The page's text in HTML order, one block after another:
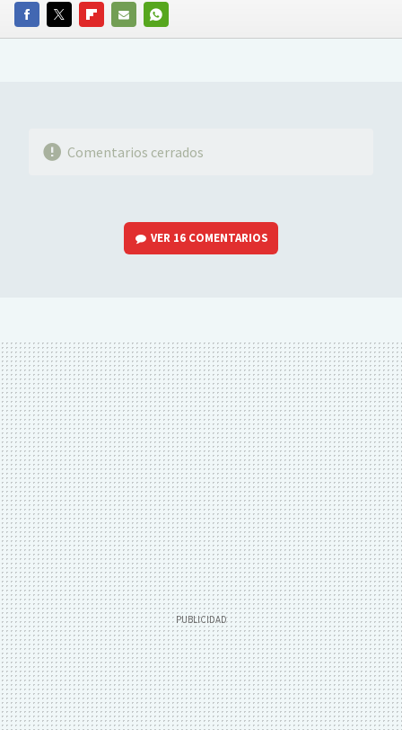
FACEBOOKTWITTERFLIPBOARD
E-
WHATSAPP
Comentarios cerrados
VER 16 COMENTARIOS